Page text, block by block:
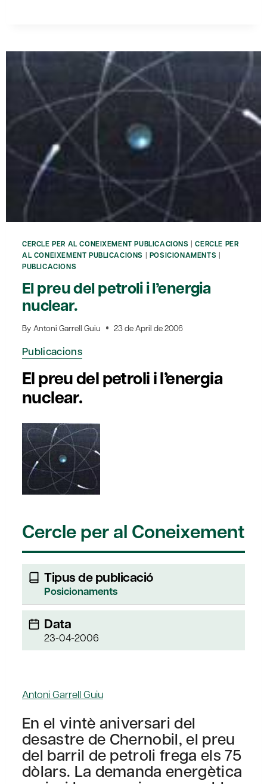
INFORMACIÓ
A
PRESIDÈNCIA:
RECONEIXEMENT
DE
IMPORTÀNCIA
ASSIGNACIÓ
EN
INTERINITAT?
CERCLE PER AL CONEIXEMENT PUBLICACIONS |CERCLE PER
AL CONEIXEMENT PUBLICACIONS | POSICIONAMENTS |
PUBLICACIONS
El preu del petroli i l’energia
nuclear.
By Antoni Garrell Guiu 23 de April de 2006
Publicacions
El preu del petroli i l’energia
nuclear.
Cercle per al Coneixement
Tipus de publicació
Posicionaments
Data
23-04-2006
Antoni Garrell Guiu
En el vintè aniversari del
desastre de Chernobil, el preu
del barril de petroli frega els 75
dòlars. La demanda energètica